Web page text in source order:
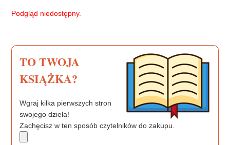
o
e
Podgląd niedostępny.
TO TWOJA
KSIĄŻKA?
Wgraj kilka pierwszych stron
swojego dzieła!
Zachęcisz w ten sposób czytelników do zakupu.